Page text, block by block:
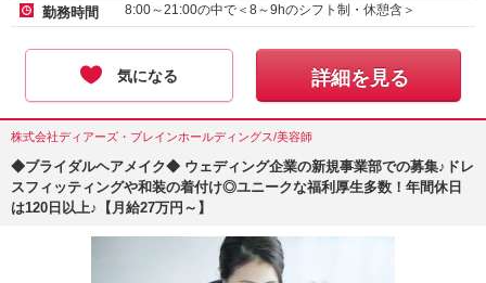
勤務時間 8:00～21:00の中で＜8～9hのシフト制・休憩含＞
気になる 詳細を見る
株式会社ディアーズ・ブレインホールディングス/美容師
◆ブライダルヘアメイク◆ ウェディング企業の新規事業部での募集♪ドレ
スフィッティングや和装の着付け◎ユニークな福利厚生多数！年間休日
は120日以上♪【月給27万円～】